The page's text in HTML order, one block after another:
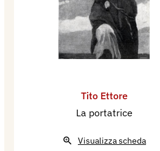
Tito Ettore
La portatrice
Visualizza scheda